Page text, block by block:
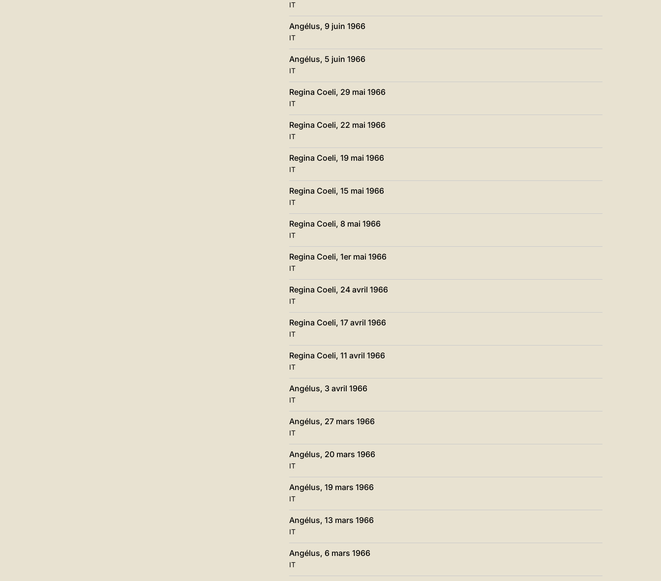
IT
Angélus, 9 juin 1966
IT
Angélus, 5 juin 1966
IT
Regina Coeli, 29 mai 1966
IT
Regina Coeli, 22 mai 1966
IT
Regina Coeli, 19 mai 1966
IT
Regina Coeli, 15 mai 1966
IT
Regina Coeli, 8 mai 1966
IT
Regina Coeli, 1er mai 1966
IT
Regina Coeli, 24 avril 1966
IT
Regina Coeli, 17 avril 1966
IT
Regina Coeli, 11 avril 1966
IT
Angélus, 3 avril 1966
IT
Angélus, 27 mars 1966
IT
Angélus, 20 mars 1966
IT
Angélus, 19 mars 1966
IT
Angélus, 13 mars 1966
IT
Angélus, 6 mars 1966
IT